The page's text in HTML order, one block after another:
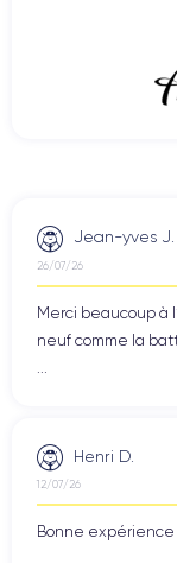
Jean-yves J.
26/07/26
Merci beaucoup à
neuf comme la
Henri D.
12/07/26
Bonne expérience